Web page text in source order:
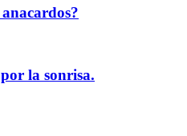
la sonrisa.